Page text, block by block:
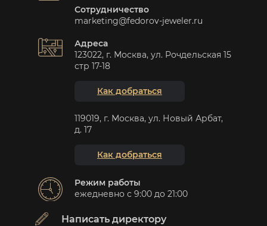
Сотрудничество
marketing@fedorov-jeweler.ru
Адреса
123022, г. Москва, ул. Рочдельская 15
стр 17-18
Как добраться
119019, г. Москва, ул. Новый Арбат,
д. 17
Как добраться
Режим работы
ежедневно с 9:00 до 21:00
Написать директору